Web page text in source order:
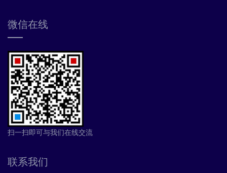
微信在线
扫一扫即可与我们在线交流
联系我们